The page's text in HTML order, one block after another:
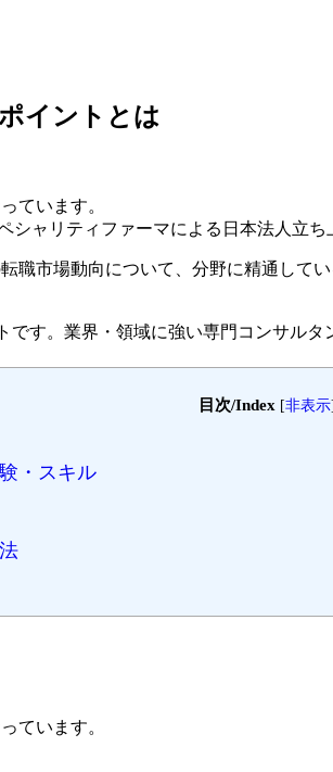
イントとは
ています。
ャリティファーマによる日本法人立
市場動向について、分野に精通してい
です。 業界・領域に強い専門コンサルタ
目次/Index [非表示]
・スキル
ています。